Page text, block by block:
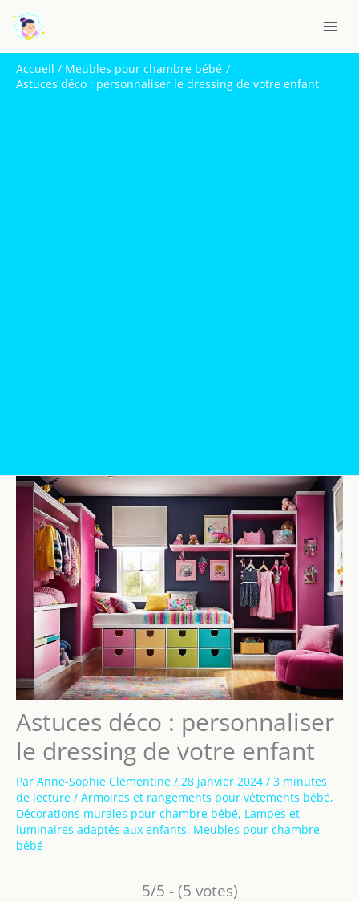
contenu
Accueil
Meubles pour chambre bébé
Astuces déco : personnaliser le dressing de votre enfant
Astuces déco : personnaliser
le dressing de votre enfant
Par Anne-Sophie Clémentine / 28 janvier 2024 / 3 minutes
de lecture / Armoires et rangements pour vêtements bébé,
Décorations murales pour chambre bébé, Lampes et
luminaires adaptés aux enfants, Meubles pour chambre
bébé
5/5 - (5 votes)
e
c
h